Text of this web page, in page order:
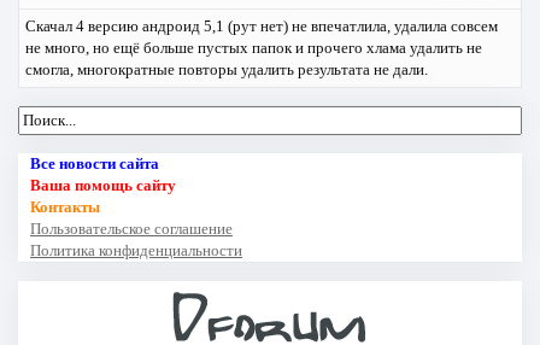
Скачал 4 версию андроид 5,1 (рут нет) не впечатлила, удалила совсем
не много, но ещё больше пустых папок и прочего хлама удалить не
смогла, многократные повторы удалить результата не дали.
Все новости сайта
Ваша помощь сайту
Контакты
Пользовательское соглашение
Политика конфиденциальности